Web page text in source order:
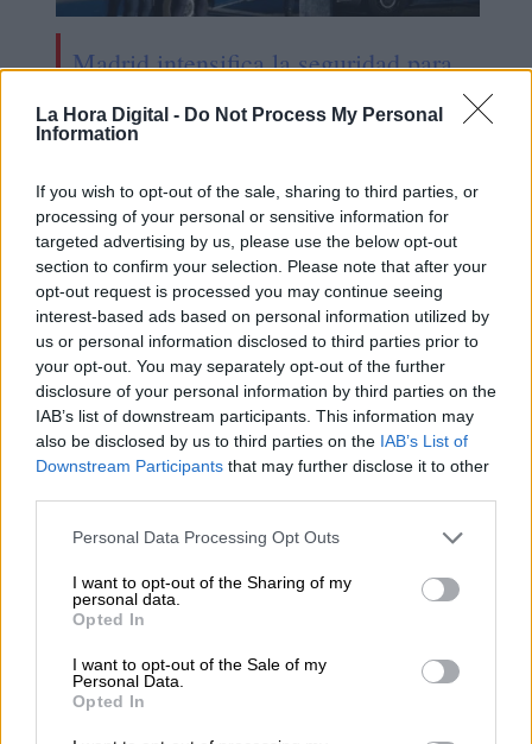
La Hora Digital - Do Not Process My Personal
Information
If you wish to opt-out of the sale, sharing to third parties, or
processing of your personal or sensitive information for
targeted advertising by us, please use the below opt-out
section to confirm your selection. Please note that after your
opt-out request is processed you may continue seeing
interest-based ads based on personal information utilized by
us or personal information disclosed to third parties prior to
your opt-out. You may separately opt-out of the further
disclosure of your personal information by third parties on the
IAB’s list of downstream participants. This information may
also be disclosed by us to third parties on the IAB’s List of
Downstream Participants that may further disclose it to other
Personal Data Processing Opt Outs
I want to opt-out of the Sharing of my
personal data.
Opted In
I want to opt-out of the Sale of my
Personal Data.
Opted In
Madrid intensifica la seguridad para
OPINIONES DIVERSAS
¿La ciudadanía de Occidente
es consciente del riesgo de
una tercera guerra mundial?
Por Álvaro Frutos Rosado y Gabinete
Geopolítica de Crisis
Suelta y confía
Por María Comesaña
Votantes y votados
El Conflicto de Oriente Medio:
Un Nuevo Orden Autoritario
en Construcción
Álvaro Frutos Rosado y Gabinete